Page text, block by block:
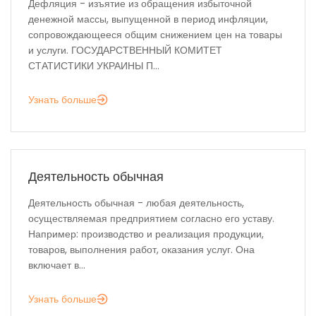
Дефляция - изъятие из обращения избыточной
денежной массы, выпущенной в период инфляции,
сопровождающееся общим снижением цен на товары
и услуги. ГОСУДАРСТВЕННЫЙ КОМИТЕТ
СТАТИСТИКИ УКРАИНЫ П...
Узнать больше
Деятельность обычная
Деятельность обычная - любая деятельность,
осуществляемая предприятием согласно его уставу.
Например: производство и реализация продукции,
товаров, выполнения работ, оказания услуг. Она
включает в...
Узнать больше